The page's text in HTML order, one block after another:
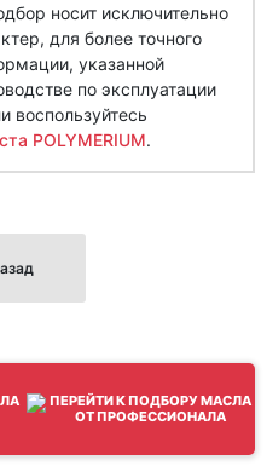
носит исключительно
для более точного
указанной
по эксплуатации
воспользуйтесь
POLYMERIUM.